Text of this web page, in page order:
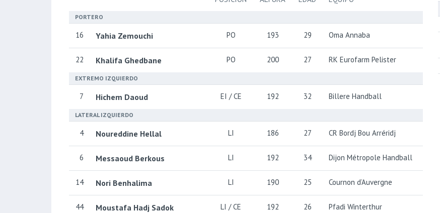
PORTERO
16 Yahia Zemouchi PO 193 29 Oma Annaba
22 Khalifa Ghedbane PO 200 27 RK Eurofarm Pelister
EXTREMO IZQUIERDO
7 Hichem Daoud EI / CE 192 32 Billere Handball
LATERAL IZQUIERDO
4 Noureddine Hellal LI 186 27 CR Bordj Bou Arréridj
6 Messaoud Berkous LI 192 34 Dijon Métropole Handball
14 Nori Benhalima LI 190 25 Cournon d’Auvergne
44 Moustafa Hadj Sadok LI / CE 192 26 Pfadi Winterthur